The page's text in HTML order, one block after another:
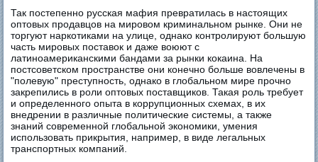
Так постепенно русская мафия превратилась в настоящих
оптовых продавцов на мировом криминальном рынке. Они не
торгуют наркотиками на улице, однако контролируют большую
часть мировых поставок и даже воюют с
латиноамериканскими бандами за рынки кокаина. На
постсоветском пространстве они конечно больше вовлечены в
"полевую" преступность, однако в глобальном мире прочно
закрепились в роли оптовых поставщиков. Такая роль требует
и определенного опыта в коррупционных схемах, в их
внедрении в различные политические системы, а также
знаний современной глобальной экономики, умения
использовать прикрытия, например, в виде легальных
транспортных компаний.